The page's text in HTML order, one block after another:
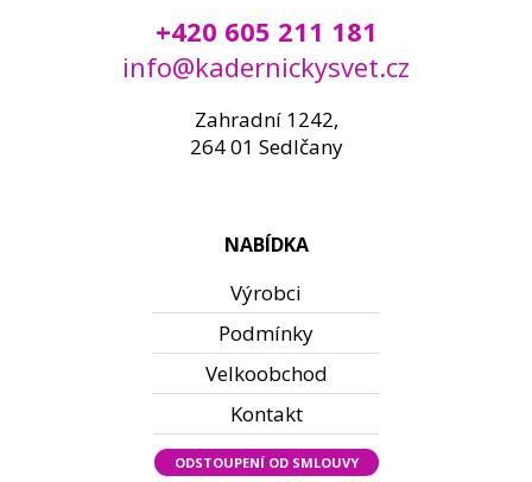
+420 605 211 181
info@kadernickysvet.cz
Zahradní 1242,
264 01 Sedlčany
NABÍDKA
Výrobci
Podmínky
Velkoobchod
Kontakt
ODSTOUPENÍ OD SMLOUVY